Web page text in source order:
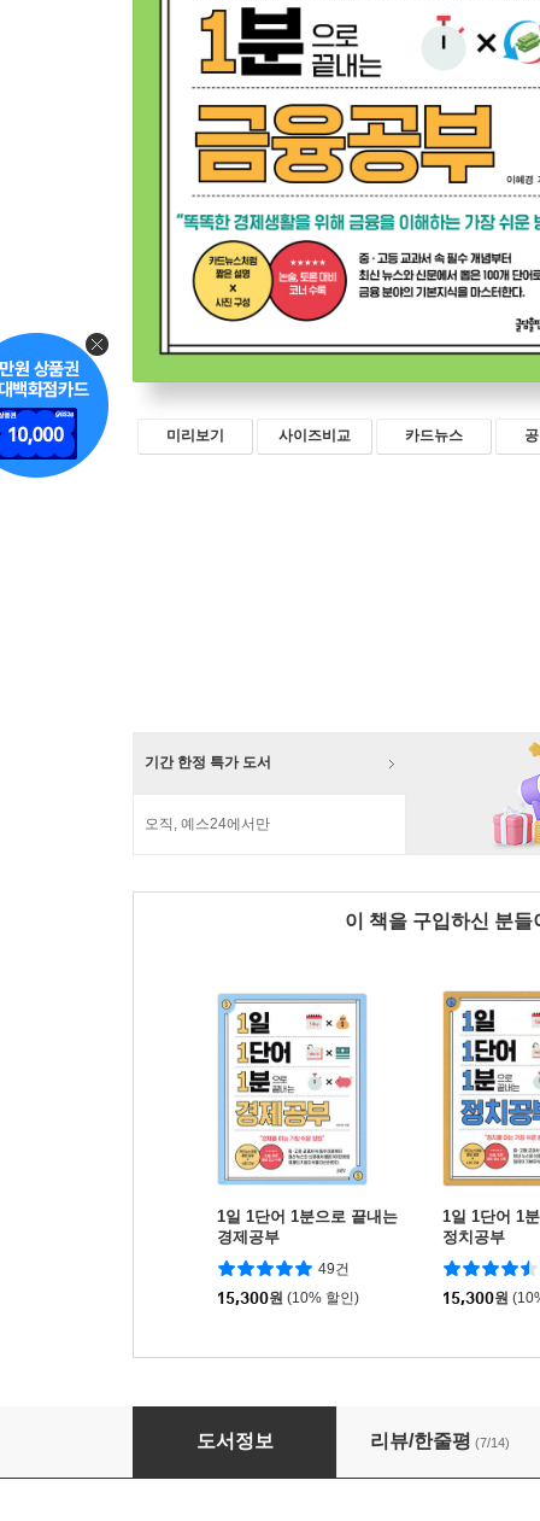
미리보기 사이즈비교 카드뉴스
기간 한정 특가 도서
오직, 예스24에서만
이 책을 구입하신 분
1일 1단어 1분으로 끝내는
경제공부
49건
15,300원 (10% 할인)
1일 1단어 1
정치공부
15,300원
1일 1단어 1분으로 끝내는 금융공부
도서정보 리뷰/한줄평 (7/14)